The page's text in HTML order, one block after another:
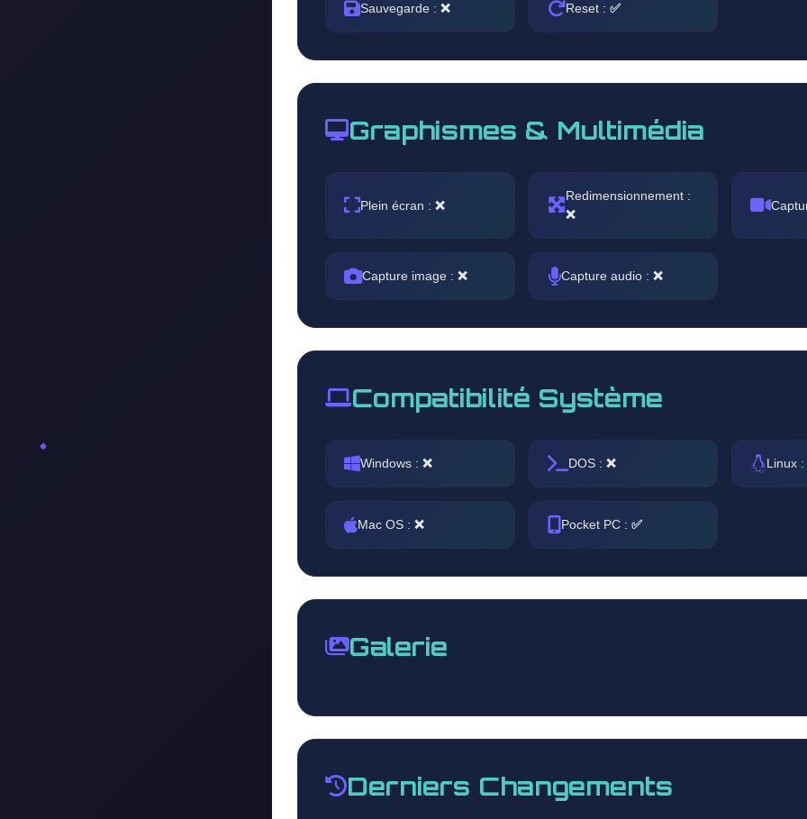
Sauvegarde : ❌ Reset : ✅
Graphismes & Multimédia
Plein écran : ❌
Redimensionnement :
❌
Capture image : ❌ Capture audio : ❌
Compatibilité Système
Windows : ❌ DOS : ❌ Linux
Mac OS : ❌ Pocket PC : ✅
Galerie
Derniers Changements